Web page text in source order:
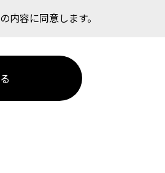
の内容に同意します。